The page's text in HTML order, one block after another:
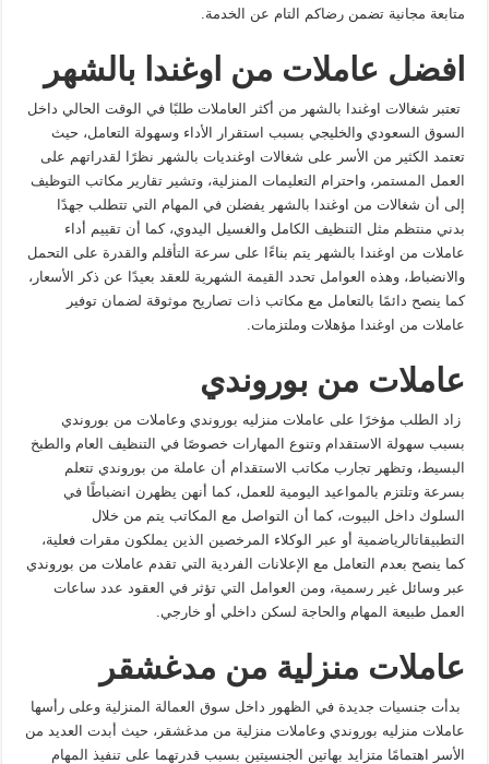
متابعة مجانية تضمن رضاكم التام عن الخدمة.
افضل عاملات من اوغندا بالشهر
تعتبر شغالات اوغندا بالشهر من أكثر العاملات طلبًا في الوقت الحالي داخل
السوق السعودي والخليجي بسبب استقرار الأداء وسهولة التعامل، حيث
تعتمد الكثير من الأسر على شغالات اوغنديات بالشهر نظرًا لقدراتهم على
العمل المستمر، واحترام التعليمات المنزلية، وتشير تقارير مكاتب التوظيف
إلى أن شغالات من اوغندا بالشهر يفضلن في المهام التي تتطلب جهدًا
بدني منتظم مثل التنظيف الكامل والغسيل اليدوي، كما أن تقييم أداء
عاملات من اوغندا بالشهر يتم بناءًا على سرعة التأقلم والقدرة على التحمل
والانضباط، وهذه العوامل تحدد القيمة الشهرية للعقد بعيدًا عن ذكر الأسعار،
كما ينصح دائمًا بالتعامل مع مكاتب ذات تصاريح موثوقة لضمان توفير
عاملات من اوغندا مؤهلات وملتزمات.
عاملات من بوروندي
زاد الطلب مؤخرًا على عاملات منزليه بوروندي وعاملات من بوروندي
بسبب سهولة الاستقدام وتنوع المهارات خصوصًا في التنظيف العام والطبخ
البسيط، وتظهر تجارب مكاتب الاستقدام أن عاملة من بوروندي تتعلم
بسرعة وتلتزم بالمواعيد اليومية للعمل، كما أنهن يظهرن انضباطًا في
السلوك داخل البيوت، كما أن التواصل مع المكاتب يتم من خلال
التطبيقاتالرياضمية أو عبر الوكلاء المرخصين الذين يملكون مقرات فعلية،
كما ينصح بعدم التعامل مع الإعلانات الفردية التي تقدم عاملات من بوروندي
عبر وسائل غير رسمية، ومن العوامل التي تؤثر في العقود عدد ساعات
العمل طبيعة المهام والحاجة لسكن داخلي أو خارجي.
عاملات منزلية من مدغشقر
بدأت جنسيات جديدة في الظهور داخل سوق العمالة المنزلية وعلى رأسها
عاملات منزليه بوروندي وعاملات منزلية من مدغشقر، حيث أبدت العديد من
الأسر اهتمامًا متزايد بهاتين الجنسيتين بسبب قدرتهما على تنفيذ المهام